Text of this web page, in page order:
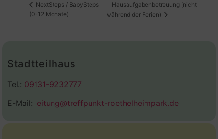
NextSteps / BabySteps
(0-12 Monate)
Hausaufgabenbetreuung (nicht
während der Ferien)
Stadtteilhaus
Tel.: 09131-9232777
E-Mail: leitung@treffpunkt-roethelheimpark.de